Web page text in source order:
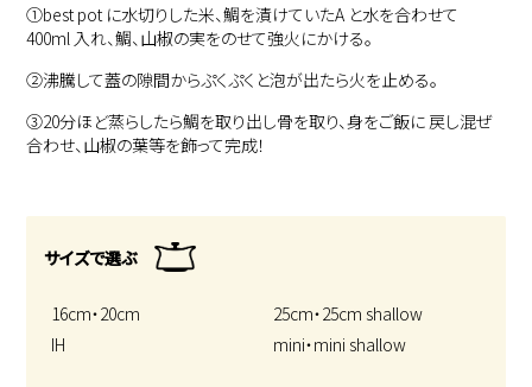
①best pot に水切りした米、鯛を漬けていたA と水を合わせて
400ml 入れ、鯛、山椒の実をのせて強火にかける。
②沸騰して蓋の隙間からぷくぷくと泡が出たら火を止める。
③20分ほど蒸らしたら鯛を取り出し骨を取り、身をご飯に 戻し混ぜ
合わせ、山椒の葉等を飾って完成！
サイズで選ぶ
16cm・20cm
25cm・25cm shallow
IH
mini・mini shallow